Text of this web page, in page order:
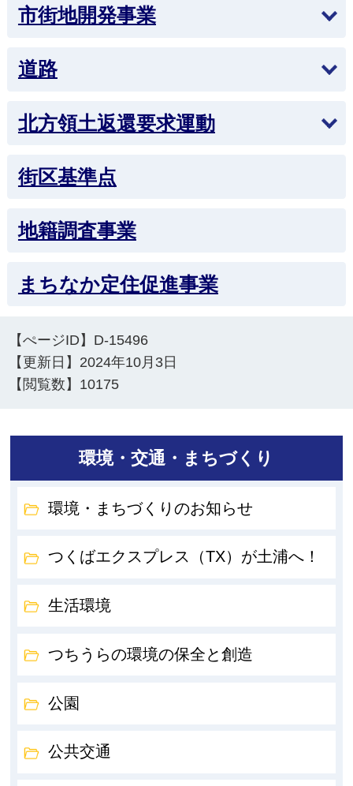
市街地開発事業
道路
北方領土返還要求運動
街区基準点
地籍調査事業
まちなか定住促進事業
【ぺージID】 D-15496
【更新日】 2024年10月3日
【閲覧数】 10175
環境・交通・まちづくり
環境・まちづくりのお知らせ
つくばエクスプレス（TX）が土浦へ！
生活環境
つちうらの環境の保全と創造
公園
公共交通